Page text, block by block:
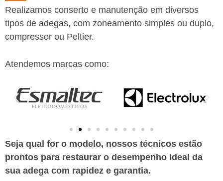
Realizamos conserto e manutenção em diversos
tipos de adegas, com zoneamento simples ou duplo,
compressor ou Peltier.
Atendemos marcas como:
Seja qual for o modelo, nossos técnicos estão
prontos para restaurar o desempenho ideal da
sua adega com rapidez e garantia.